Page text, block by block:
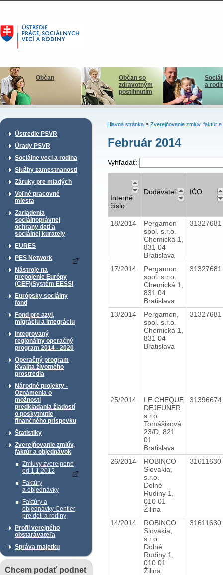
Občan
Občan so
zdravotným
postihnutím
a
Ústredie PSVR
Úrady PSVR
Sociálne veci a rodina
Služby zamestnanosti
Záruky pre mladých
Voľné pracovné
miesta
Zariadenia
sociálnoprávnej
ochrany detí a
sociálnej kurately
EURES
PES Network
Nástroje na
prepojenie Európy
(CEF)/Systém EESSI
Európsky sociálny
fond
Fond pre azyl,
migráciu a integráciu
Integrovaný
regionálny operačný
program 2014 - 2020
Operačný program
Kvalita životného
prostredia
Národné projekty -
Oznámenia o
možnosti
predkladania žiadostí
o poskytnutie
finančného príspevku
Štatistiky
Zverejňovanie zmlúv,
faktúr a objednávok
Zmluvy zverejnené
od 1.1.2012
Faktúry
a objednávky
Faktúry a
objednávky Centier
pre deti a rodiny
Profil verejného
obstarávateľa
Správa majetku
Chcem podať podnet
Hlavná stránka> Zverejňovanie zmlúv, faktúr a
Február 2014
Vyhľadať:
Interné
číslo
Dodávateľ IČO
18/2014
Pergamon
spol. s.r.o.
Chemická 1,
831 04
Bratislava
31327681
17/2014
Pergamon
spol. s.r.o.
Chemická 1,
831 04
Bratislava
31327681
13/2014
Pergamon,
spol. s.r.o.
Chemická 1,
831 04
Bratislava
31327681
25/2014
LE CHEQUE
DEJEUNER
s.r.o.
Tomášiková
23/D, 821
01
Bratislava
31396674
26/2014
ROBINCO
Slovakia,
s.r.o.
Dolné
Rudiny 1,
010 01
Žilina
31611630
14/2014
ROBINCO
Slovakia,
s.r.o.
Dolné
Rudiny 1,
010 01
Žilina
31611630